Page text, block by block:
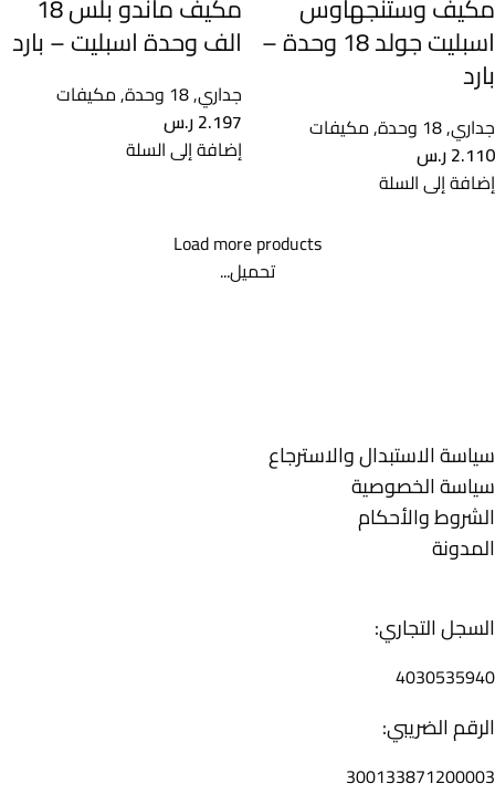
اسبليت جولد 18 وحدة –
بارد
جداري,18 وحدة ,مكيفات
2.110ر.س
إضافة إلى السلة
الف وحدة اسبليت – بارد
جداري,18 وحدة ,مكيفات
2.197ر.س
إضافة إلى السلة
Load more products
تحميل...
سياسة الاستبدال والاسترجاع
سياسة الخصوصية
الشروط والأحكام
المدونة
السجل التجاري:
4030535940
الرقم الضريبي:
300133871200003